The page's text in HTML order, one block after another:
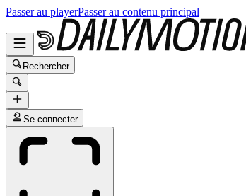
Passer au playerPasser au contenu principal
Rechercher
Se connecter